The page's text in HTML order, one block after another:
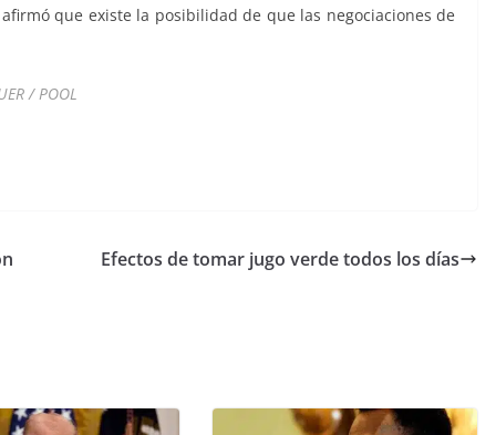
que existe la posibilidad de que las negociaciones de
/ POOL
Efectos de tomar jugo verde todos los días